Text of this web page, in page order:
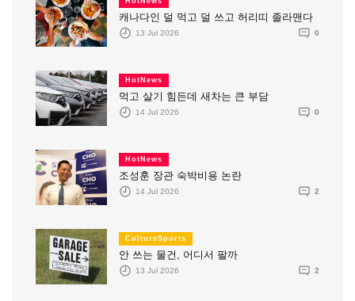
캐나다인 덜 먹고 덜 쓰고 허리띠 졸라맨다
13 Jul 2026 0
HotNews
먹고 살기 힘든데 새차는 큰 부담
14 Jul 2026 0
HotNews
조성훈 장관 숙박비용 논란
14 Jul 2026 2
CultureSports
안 쓰는 물건, 어디서 팔까
13 Jul 2026 2